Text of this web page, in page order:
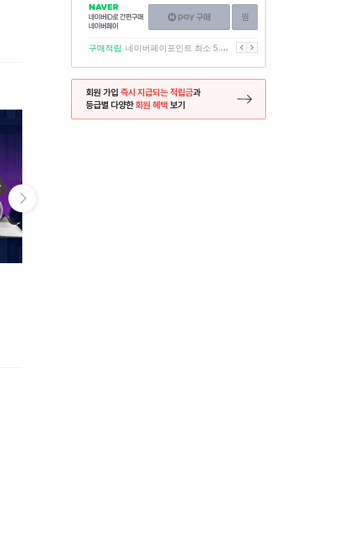
NAVER
네이버
ID로
간편구매
네이버페이
구매하기
이전
구매적립 네이버페이포인트 최소 5.5% 적립 다음
회원 가입 즉시 지급되는 적립금과
등급별 다양한회원 혜택 보기